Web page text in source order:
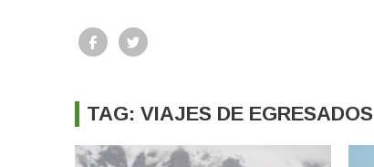
TAG: VIAJES DE EGRESADOS